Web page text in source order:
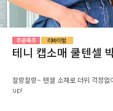
테니 캡소매 쿨텐셀
찰랑찰랑~ 텐셀 소재로 더위 걱정
up!